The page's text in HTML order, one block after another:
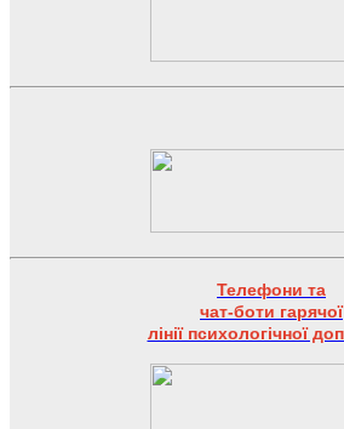
Телефони та
чат-боти гарячої
лінії психологічної